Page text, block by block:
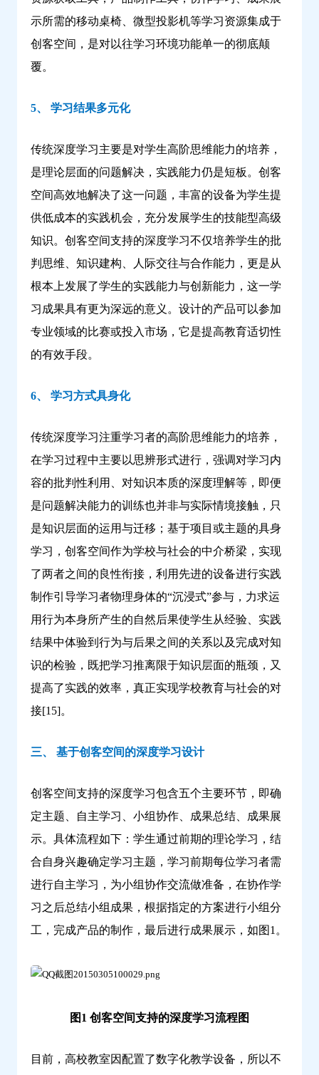
示所需的移动桌椅、微型投影机等学习资源集成于
创客空间，是对以往学习环境功能单一的彻底颠
覆。
5、 学习结果多元化
传统深度学习主要是对学生高阶思维能力的培养，
是理论层面的问题解决，实践能力仍是短板。创客
空间高效地解决了这一问题，丰富的设备为学生提
供低成本的实践机会，充分发展学生的技能型高级
知识。创客空间支持的深度学习不仅培养学生的批
判思维、知识建构、人际交往与合作能力，更是从
根本上发展了学生的实践能力与创新能力，这一学
习成果具有更为深远的意义。设计的产品可以参加
专业领域的比赛或投入市场，它是提高教育适切性
的有效手段。
6、 学习方式具身化
传统深度学习注重学习者的高阶思维能力的培养，
在学习过程中主要以思辨形式进行，强调对学习内
容的批判性利用、对知识本质的深度理解等，即便
是问题解决能力的训练也并非与实际情境接触，只
是知识层面的运用与迁移；基于项目或主题的具身
学习，创客空间作为学校与社会的中介桥梁，实现
了两者之间的良性衔接，利用先进的设备进行实践
制作引导学习者物理身体的“沉浸式”参与，力求运
用行为本身所产生的自然后果使学生从经验、实践
结果中体验到行为与后果之间的关系以及完成对知
识的检验，既把学习推离限于知识层面的瓶颈，又
提高了实践的效率，真正实现学校教育与社会的对
接[15]。
三、 基于创客空间的深度学习设计
创客空间支持的深度学习包含五个主要环节，即确
定主题、自主学习、小组协作、成果总结、成果展
示。具体流程如下：学生通过前期的理论学习，结
合自身兴趣确定学习主题，学习前期每位学习者需
进行自主学习，为小组协作交流做准备，在协作学
习之后总结小组成果，根据指定的方案进行小组分
工，完成产品的制作，最后进行成果展示，如图1。
图1 创客空间支持的深度学习流程图
目前，高校教室因配置了数字化教学设备，所以不